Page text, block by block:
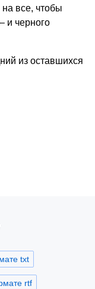
все, чтобы
и черного
из оставшихся
txt
rtf